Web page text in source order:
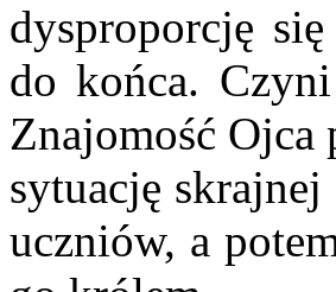
dysproporcję
do końca.
Znajomość Ojca
sytuację
uczniów, a